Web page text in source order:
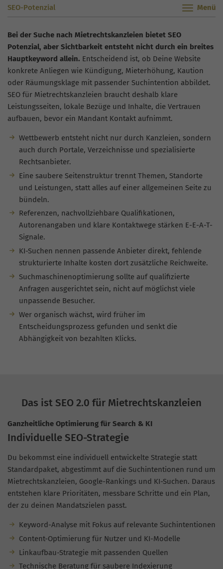
SEO-Potenzial
Bei der Suche nach Mietrechtskanzleien bietet SEO
Potenzial, aber Sichtbarkeit entsteht nicht durch ein breites
Hauptkeyword allein. Entscheidend ist, ob Deine Website
konkrete Anliegen wie Kündigung, Mieterhöhung, Kaution
oder Räumungsklage mit passender Suchintention abbildet.
SEO für Mietrechtskanzleien braucht deshalb klare
Leistungsseiten, lokale Bezüge und Inhalte, die Vertrauen
aufbauen, bevor ein Mandant Kontakt aufnimmt.
Wettbewerb entsteht nicht nur durch Kanzleien, sondern
auch durch Portale, Verzeichnisse und spezialisierte
Rechtsanbieter.
Eine saubere Seitenstruktur trennt Themen, Standorte
und Leistungen, statt alles auf einer allgemeinen Seite zu
bündeln.
Referenzen, nachvollziehbare Qualifikationen,
Autorenangaben und klare Kontaktwege stärken E-E-A-T-
Signale.
KI-Suchen nennen passende Anbieter direkt, fehlende
strukturierte Inhalte kosten dort zusätzliche Reichweite.
Suchmaschinenoptimierung sollte auf qualifizierte
Anfragen ausgerichtet sein, nicht auf möglichst viele
unpassende Besucher.
Wer organisch wächst, wird früher im
Entscheidungsprozess gefunden und senkt die
Abhängigkeit von bezahlten Klicks.
Das ist SEO 2.0 für Mietrechtskanzleien
Ganzheitliche Optimierung für Search & KI
Individuelle SEO-Strategie
Du bekommst eine individuell entwickelte Strategie statt
Standardpaket, abgestimmt auf die Suchintentionen rund um
Mietrechtskanzleien, Google-Rankings und KI-Suchen. Daraus
entstehen klare Prioritäten, messbare Schritte und ein Plan,
der zu deinen Mandatszielen passt.
Keyword-Analyse mit Fokus auf relevante Suchintentionen
Content-Optimierung für Nutzer und KI-Modelle
Linkaufbau-Strategie mit passenden Quellen
Technische Beratung für saubere Indexierung